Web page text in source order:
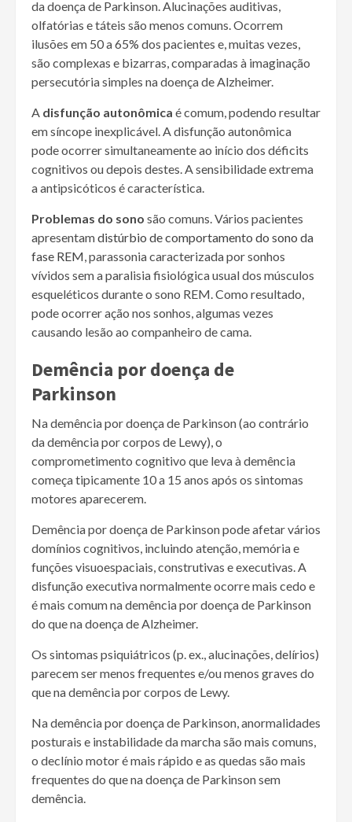
da doença de Parkinson. Alucinações auditivas,
olfatórias e táteis são menos comuns. Ocorrem
ilusões em 50 a 65% dos pacientes e, muitas vezes,
são complexas e bizarras, comparadas à imaginação
persecutória simples na doença de Alzheimer.
A disfunção autonômica é comum, podendo resultar
em síncope inexplicável. A disfunção autonômica
pode ocorrer simultaneamente ao início dos déficits
cognitivos ou depois destes. A sensibilidade extrema
a antipsicóticos é característica.
Problemas do sono são comuns. Vários pacientes
apresentamdistúrbio de comportamento do sono da
fase REM , parassonia caracterizada por sonhos
vívidos sem a paralisia fisiológica usual dos músculos
esqueléticos durante o sono REM. Como resultado,
pode ocorrer ação nos sonhos, algumas vezes
causando lesão ao companheiro de cama.
Demência por doença de
Parkinson
Na demência por doença de Parkinson (ao contrário
da demência por corpos de Lewy), o
comprometimento cognitivo que leva à demência
começa tipicamente 10 a 15 anos após os sintomas
motores aparecerem.
Demência por doença de Parkinson pode afetar vários
domínios cognitivos, incluindo atenção, memória e
funções visuoespaciais, construtivas e executivas. A
disfunção executiva normalmente ocorre mais cedo e
é mais comum na demência por doença de Parkinson
do que na doença de Alzheimer.
Os sintomas psiquiátricos (p. ex., alucinações, delírios)
parecem ser menos frequentes e/ou menos graves do
que na demência por corpos de Lewy.
Na demência por doença de Parkinson, anormalidades
posturais e instabilidade da marcha são mais comuns,
o declínio motor é mais rápido e as quedas são mais
frequentes do que na doença de Parkinson sem
demência.